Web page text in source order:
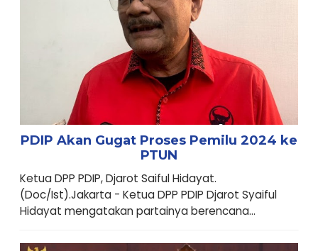
PDIP Akan Gugat Proses Pemilu 2024 ke
PTUN
Ketua DPP PDIP, Djarot Saiful Hidayat.
(Doc/Ist).Jakarta - Ketua DPP PDIP Djarot Syaiful
Hidayat mengatakan partainya berencana...